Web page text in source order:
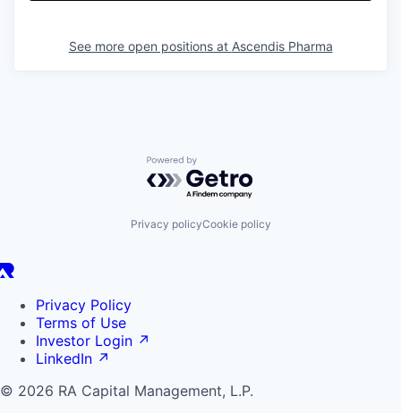
See more open positions at Ascendis Pharma
Powered by Getro.com
Privacy policyCookie policy
Privacy Policy
Terms of Use
Investor Login ↗
LinkedIn ↗
© 2026 RA Capital Management, L.P.